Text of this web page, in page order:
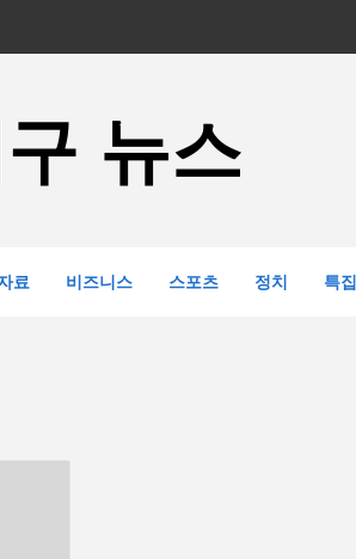
뉴스
료 비즈니스 스포츠 정치 특집